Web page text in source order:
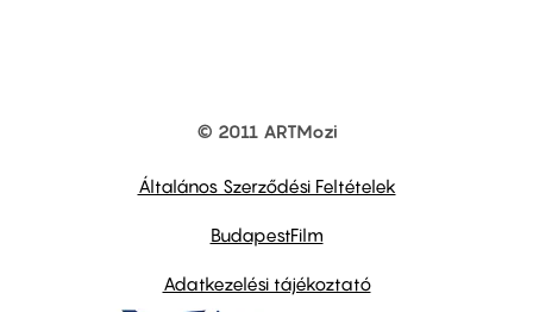
© 2011 ARTMozi
Általános Szerződési Feltételek
BudapestFilm
Adatkezelési tájékoztató